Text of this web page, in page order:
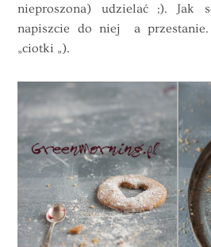
nieproszona) udzielać ;). Jak
napiszcie do niej a
„ciotki „).